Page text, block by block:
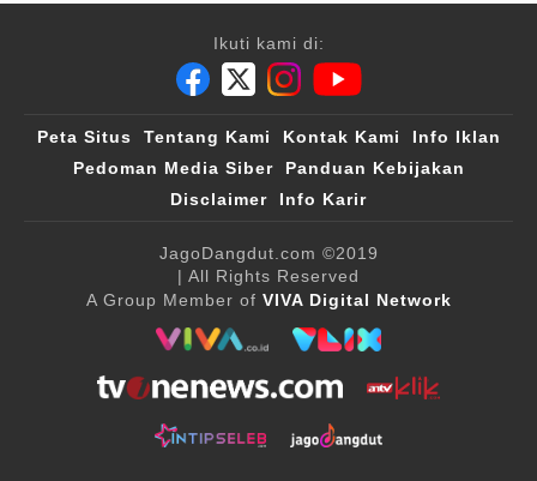
Ikuti kami di:
Peta Situs Tentang Kami Kontak Kami
Info Iklan
Pedoman Media Siber
Panduan Kebijakan
Disclaimer
Info Karir
JagoDangdut.com ©2019
| All Rights Reserved
A Group Member of VIVA Digital Network